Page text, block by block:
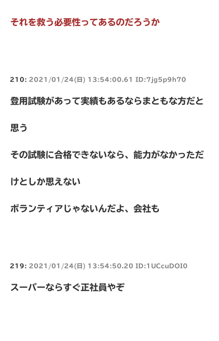
それを救う必要性ってあるのだろうか
210: 2021/01/24(日) 13:54:00.61 ID:7jg5p9h70
登用試験があって実績もあるならまともな方だと
思う
その試験に合格できないなら、能力がなかっただ
けとしか思えない
ボランティアじゃないんだよ、会社も
219: 2021/01/24(日) 13:54:50.20 ID:1UCcuDOI0
スーパーならすぐ正社員やぞ